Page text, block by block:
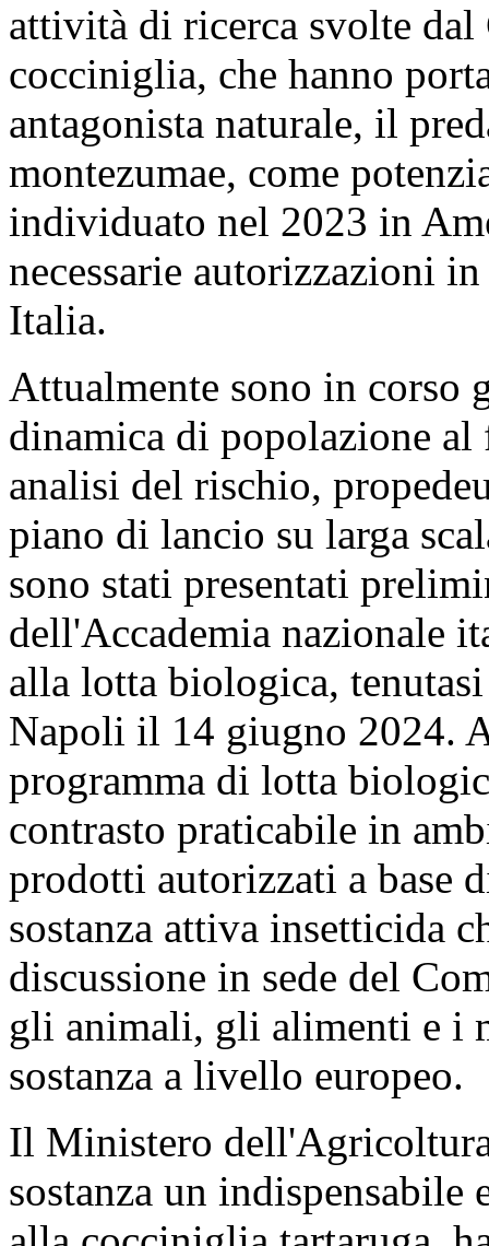
attività di ricerca svolte
cocciniglia, che hanno
antagonista naturale, il
montezumae, come
individuato nel 2023 in
necessarie autorizzazioni
Italia.
Attualmente sono in corso
dinamica di popolazione al
analisi del rischio,
piano di lancio su larga
sono stati presentati
dell'Accademia nazionale
alla lotta biologica,
Napoli il 14 giugno 2024.
programma di lotta
contrasto praticabile in
prodotti autorizzati a base
sostanza attiva insetticida
discussione in sede del
gli animali, gli alimenti e i
sostanza a livello europeo.
Il Ministero
sostanza un